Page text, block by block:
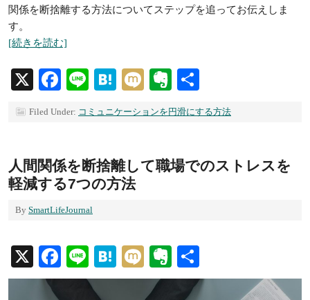
関係を断捨離する方法についてステップを追ってお伝えしま
す。
[続きを読む]
X Facebook
LineHatenaMixiEvernote
有
Filed Under: コミュニケーションを円滑にする方法
人間関係を断捨離して職場でのストレスを
軽減する7つの方法
By SmartLifeJournal
X Facebook
LineHatenaMixiEvernote
有